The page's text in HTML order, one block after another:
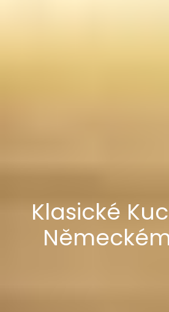
Klasické